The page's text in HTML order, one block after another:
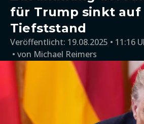
für Trump sinkt auf
Tiefststand
Veröffentlicht: 19.08.2025 • 11:16
von Michael Reimers